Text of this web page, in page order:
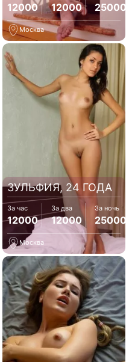
12000 12000 25000
Москва
ЗУЛЬФИЯ, 24 ГОДА
За час
12000
За два
12000
За ночь
25000
Москва